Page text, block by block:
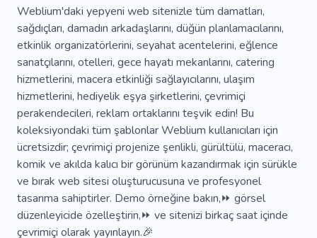
Özel Dekorasyon
Havai Fişekler
Stadyum
Akademi
Kaza Değişiklikler
Satmak
Kitaplar
Şişelenmiş
Gelin
Temas Etmek
Konteynerler
Hesap Makinesi
Özel Sipariş
Özet
Bağlantı Parçaları
Broşür
Çerçeveler
Tam Zamanlı
Kuzey Profil
Rota
Konuşmacı
Sahne
Çizmeye Başla
Weblium'daki yepyeni web sitenizle tüm damatları,
sağdıçları, damadın arkadaşlarını, düğün planlamacılarını,
etkinlik organizatörlerini, seyahat acentelerini, eğlence
sanatçılarını, otelleri, gece hayatı mekanlarını, catering
hizmetlerini, macera etkinliği sağlayıcılarını, ulaşım
hizmetlerini, hediyelik eşya şirketlerini, çevrimiçi
perakendecileri, reklam ortaklarını teşvik edin! Bu
koleksiyondaki tüm şablonlar Weblium kullanıcıları için
ücretsizdir; çevrimiçi projenize şenlikli, gürültülü, maceracı,
komik ve akılda kalıcı bir görünüm kazandırmak için sürükle
ve bırak web sitesi oluşturucusuna ve profesyonel
tasarıma sahiptirler. Demo örneğine bakın,⏩ görsel
düzenleyicide özelleştirin,⏩ ve sitenizi birkaç saat içinde
çevrimiçi olarak yayınlayın.🎉